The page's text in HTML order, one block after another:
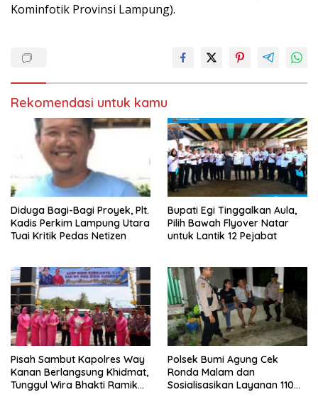
Kominfotik Provinsi Lampung).
Rekomendasi untuk kamu
Diduga Bagi-Bagi Proyek, Plt.
Kadis Perkim Lampung Utara
Tuai Kritik Pedas Netizen
Bupati Egi Tinggalkan Aula,
Pilih Bawah Flyover Natar
untuk Lantik 12 Pejabat
Pisah Sambut Kapolres Way
Kanan Berlangsung Khidmat,
Tunggul Wira Bhakti Ramik
Polsek Bumi Agung Cek
Ronda Malam dan
Sosialisasikan Layanan 110